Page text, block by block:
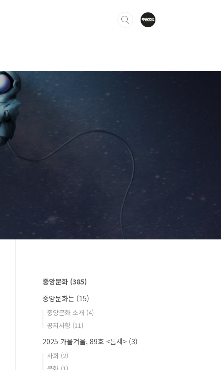
중앙문화 (385)
중앙문화는 (15)
중앙문화 소개 (4)
공지사항 (11)
2025 가을겨울, 89호 <틈새> (3)
사회 (2)